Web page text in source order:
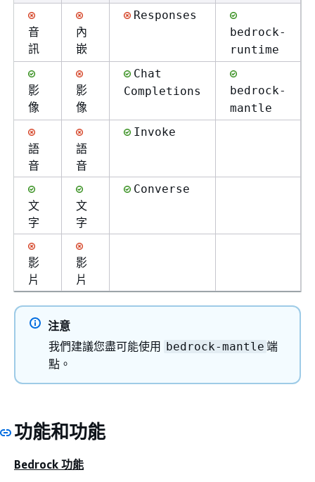
音
訊
內
嵌
Responses
bedrock-
runtime
影
像
影
像
Chat
Completions
bedrock-
mantle
語
音
語
音
Invoke
文
字
文
字
Converse
影
片
影
片
注意
我們建議您盡可能使用 bedrock-mantle 端
點。
功能和功能
Bedrock 功能